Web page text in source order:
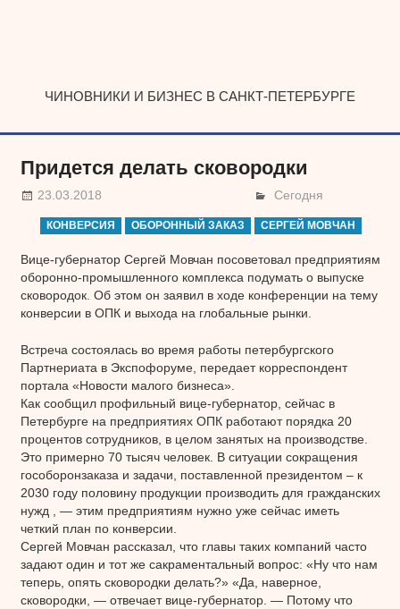
ЧИНОВНИКИ И БИЗНЕС В САНКТ-ПЕТЕРБУРГЕ
Придется делать сковородки
23.03.2018 Сегодня
КОНВЕРСИЯ ОБОРОННЫЙ ЗАКАЗ СЕРГЕЙ МОВЧАН
Вице-губернатор Сергей Мовчан посоветовал предприятиям
оборонно-промышленного комплекса подумать о выпуске
сковородок. Об этом он заявил в ходе конференции на тему
конверсии в ОПК и выхода на глобальные рынки.
Встреча состоялась во время работы петербургского
Партнериата в Экспофоруме, передает корреспондент
портала «Новости малого бизнеса».
Как сообщил профильный вице-губернатор, сейчас в
Петербурге на предприятиях ОПК работают порядка 20
процентов сотрудников, в целом занятых на производстве.
Это примерно 70 тысяч человек. В ситуации сокращения
гособоронзаказа и задачи, поставленной президентом – к
2030 году половину продукции производить для гражданских
нужд , — этим предприятиям нужно уже сейчас иметь
четкий план по конверсии.
Сергей Мовчан рассказал, что главы таких компаний часто
задают один и тот же сакраментальный вопрос: «Ну что нам
теперь, опять сковородки делать?» «Да, наверное,
сковородки, — отвечает вице-губернатор. — Потому что